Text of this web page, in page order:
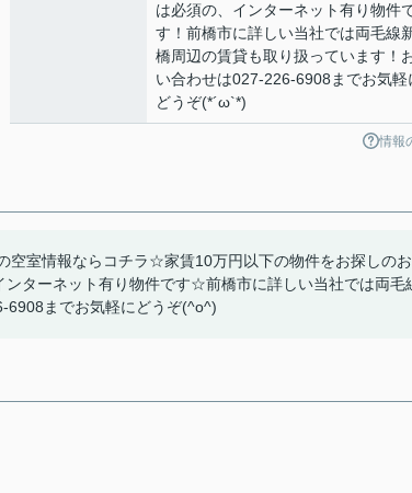
は必須の、インターネット有り物件
す！前橋市に詳しい当社では両毛線
橋周辺の賃貸も取り扱っています！
い合わせは027-226-6908までお気軽
どうぞ(*´ω`*)
情報
空室情報ならコチラ☆家賃10万円以下の物件をお探しのお
ターネット有り物件です☆前橋市に詳しい当社では両毛
までお気軽にどうぞ(^o^)